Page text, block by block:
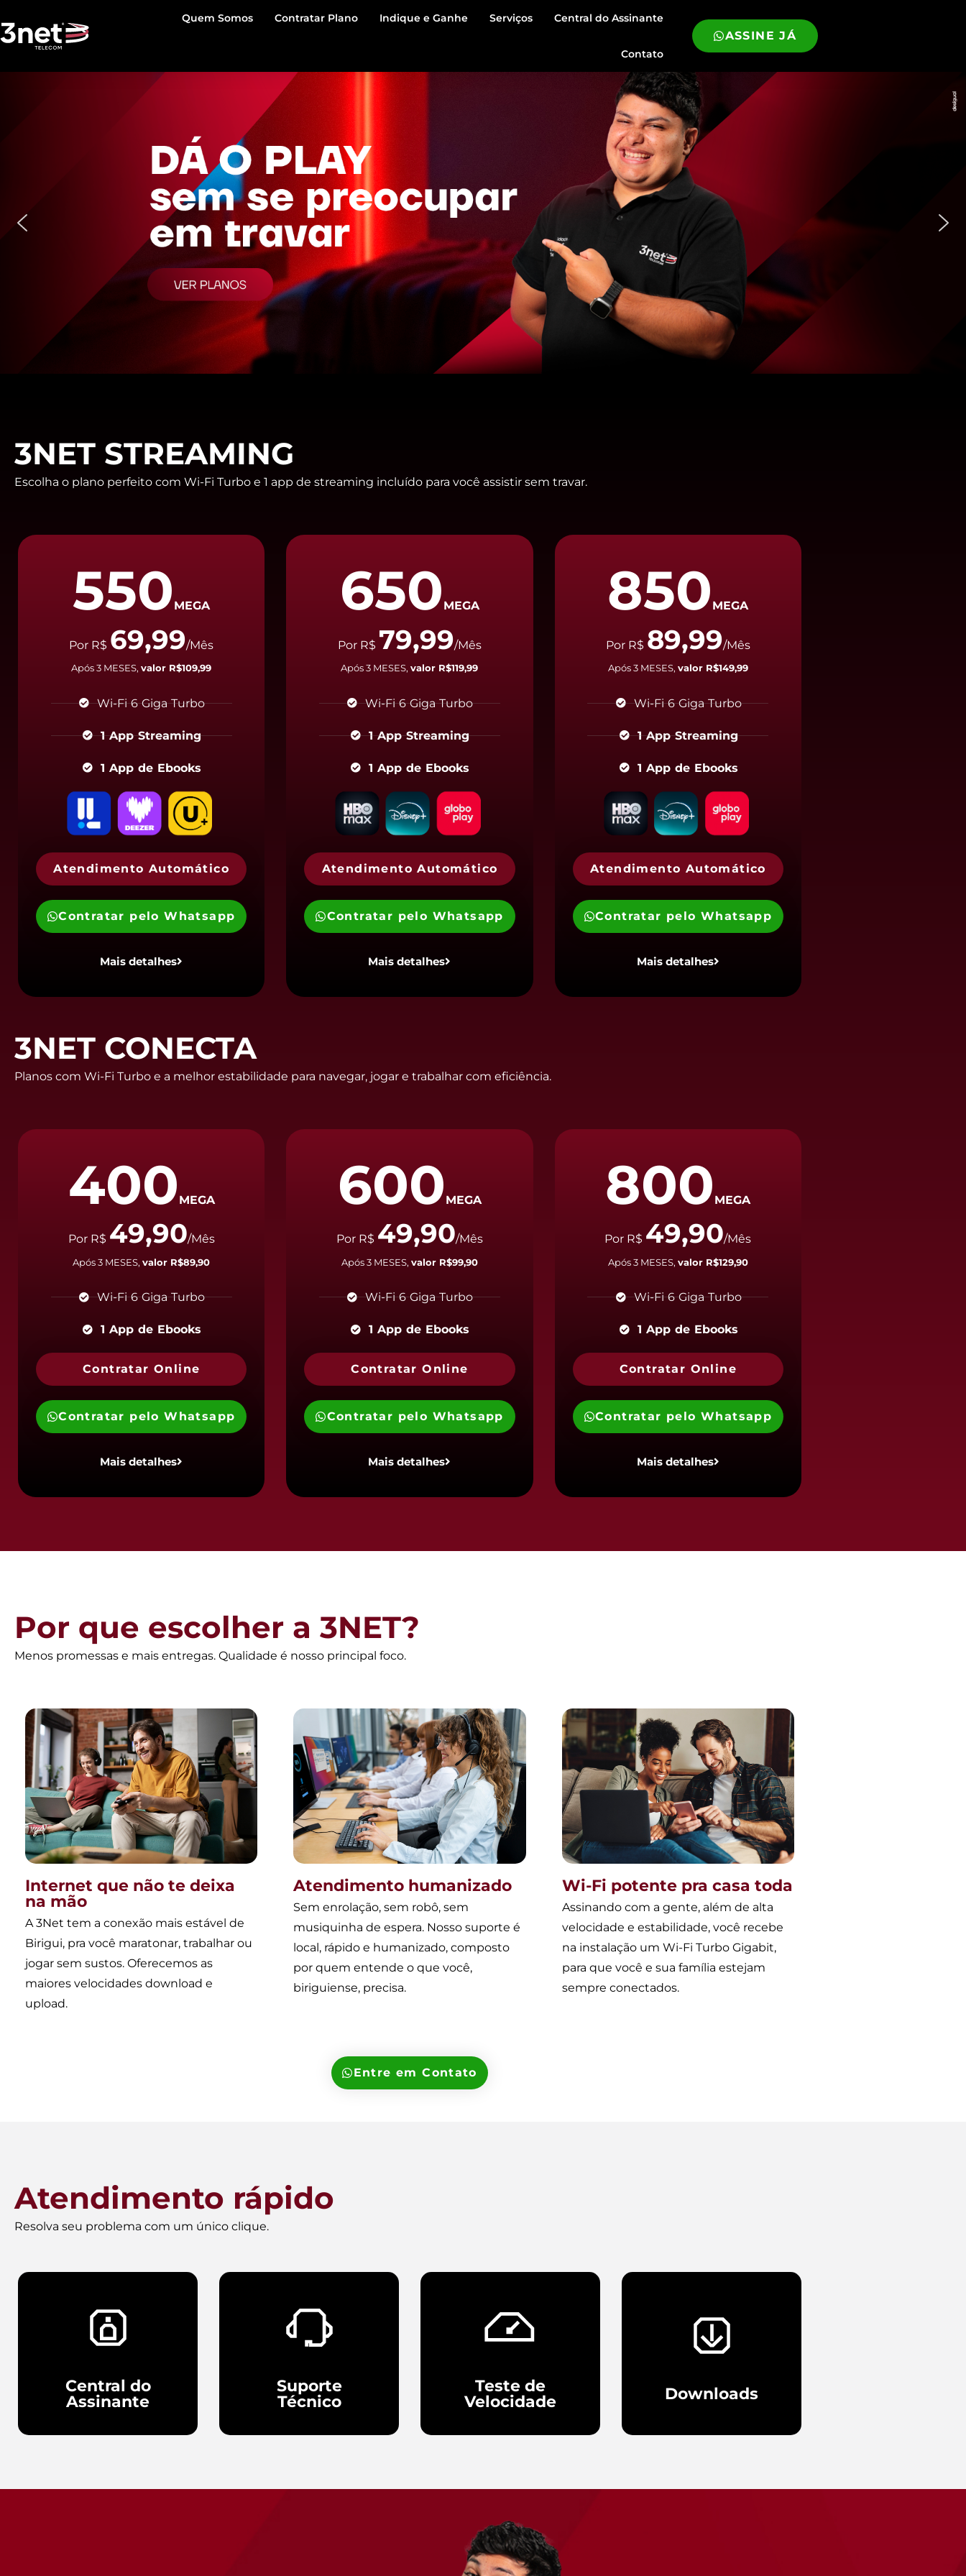
Quem Somos Contratar Plano Indique e Ganhe Serviços Central do Assinante
Contato
ASSINE JÁ
3NET STREAMING
Escolha o plano perfeito com Wi-Fi Turbo e 1 app de streaming incluído para você assistir sem travar.
550 MEGA
Por R$ 69,99/Mês
Após 3 MESES,valor R$109,99
Wi-Fi 6 Giga Turbo
1 App Streaming
1 App de Ebooks
Atendimento Automático
Contratar pelo Whatsapp
Mais detalhes
650 MEGA
Por R$ 79,99/Mês
Após 3 MESES,valor R$119,99
Wi-Fi 6 Giga Turbo
1 App Streaming
1 App de Ebooks
Atendimento Automático
Contratar pelo Whatsapp
Mais detalhes
850 MEGA
Por R$ 89,99/Mês
Após 3 MESES, valor R$149,99
Wi-Fi 6 Giga Turbo
1 App Streaming
1 App de Ebooks
Atendimento Automático
Contratar pelo Whatsapp
Mais detalhes
3NET CONECTA
Planos com Wi-Fi Turbo e a melhor estabilidade para navegar, jogar e trabalhar com eficiência.
400 MEGA
Por R$ 49,90/Mês
Após 3 MESES,valor R$89,90
Wi-Fi 6 Giga Turbo
1 App de Ebooks
Contratar Online
Contratar pelo Whatsapp
Mais detalhes
600 MEGA
Por R$ 49,90/Mês
Após 3 MESES, valor R$99,90
Wi-Fi 6 Giga Turbo
1 App de Ebooks
Contratar Online
Contratar pelo Whatsapp
Mais detalhes
800 MEGA
Por R$ 49,90/Mês
Após 3 MESES, valor R$129,90
Wi-Fi 6 Giga Turbo
1 App de Ebooks
Contratar Online
Contratar pelo Whatsapp
Mais detalhes
Por que escolher a 3NET?
Menos promessas e mais entregas. Qualidade é nosso principal foco.
Internet que não te deixa
na mão
A 3Net tem a conexão mais estável de
Birigui, pra você maratonar, trabalhar ou
jogar sem sustos. Oferecemos as
maiores velocidades download e
upload.
Atendimento humanizado
Sem enrolação, sem robô, sem
musiquinha de espera. Nosso suporte é
local, rápido e humanizado, composto
por quem entende o que você,
biriguiense, precisa.
Wi-Fi potente pra casa toda
Assinando com a gente, além de alta
velocidade e estabilidade, você recebe
na instalação um Wi-Fi Turbo Gigabit,
para que você e sua família estejam
sempre conectados.
Entre em Contato
Atendimento rápido
Resolva seu problema com um único clique.
Central do
Assinante
Suporte
Técnico
Teste de
Velocidade
Downloads